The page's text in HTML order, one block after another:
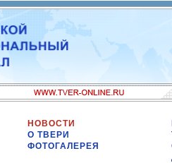
НОВОСТИ
О ТВЕРИ
ФОТОГАЛЕРЕЯ